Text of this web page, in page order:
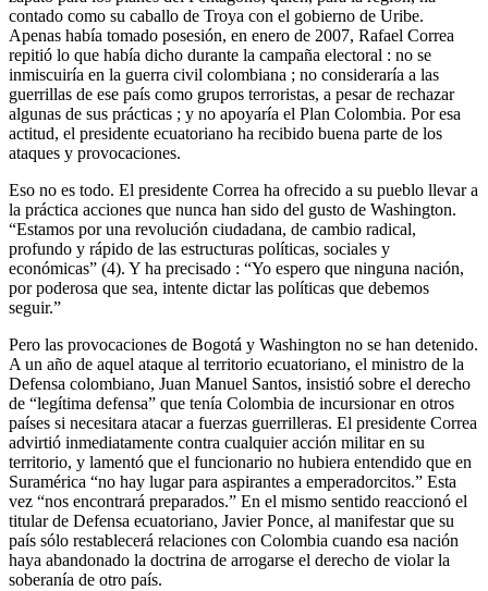
contado como su caballo de Troya con el gobierno de Uribe.
Apenas había tomado posesión, en enero de 2007, Rafael Correa
repitió lo que había dicho durante la campaña electoral : no se
inmiscuiría en la guerra civil colombiana ; no consideraría a las
guerrillas de ese país como grupos terroristas, a pesar de rechazar
algunas de sus prácticas ; y no apoyaría el Plan Colombia. Por esa
actitud, el presidente ecuatoriano ha recibido buena parte de los
ataques y provocaciones.
Eso no es todo. El presidente Correa ha ofrecido a su pueblo llevar a
la práctica acciones que nunca han sido del gusto de Washington.
“Estamos por una revolución ciudadana, de cambio radical,
profundo y rápido de las estructuras políticas, sociales y
económicas” (4). Y ha precisado : “Yo espero que ninguna nación,
por poderosa que sea, intente dictar las políticas que debemos
seguir.”
Pero las provocaciones de Bogotá y Washington no se han detenido.
A un año de aquel ataque al territorio ecuatoriano, el ministro de la
Defensa colombiano, Juan Manuel Santos, insistió sobre el derecho
de “legítima defensa” que tenía Colombia de incursionar en otros
países si necesitara atacar a fuerzas guerrilleras. El presidente Correa
advirtió inmediatamente contra cualquier acción militar en su
territorio, y lamentó que el funcionario no hubiera entendido que en
Suramérica “no hay lugar para aspirantes a emperadorcitos.” Esta
vez “nos encontrará preparados.” En el mismo sentido reaccionó el
titular de Defensa ecuatoriano, Javier Ponce, al manifestar que su
país sólo restablecerá relaciones con Colombia cuando esa nación
haya abandonado la doctrina de arrogarse el derecho de violar la
soberanía de otro país.